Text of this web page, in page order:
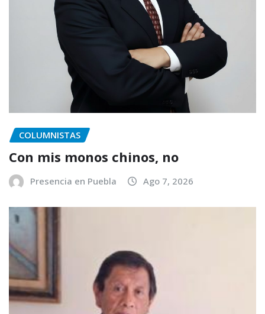
COLUMNISTAS
Con mis monos chinos, no
Presencia en Puebla Ago 7, 2026